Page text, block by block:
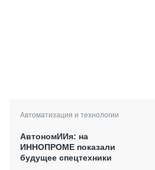
Автоматизация и технологии
АвтономИИя: на
ИННОПРОМЕ показали
будущее спецтехники